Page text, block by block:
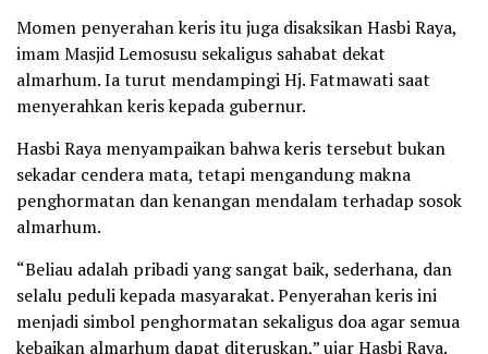
Momen penyerahan keris itu juga disaksikan Hasbi Raya,
imam Masjid Lemosusu sekaligus sahabat dekat
almarhum. Ia turut mendampingi Hj. Fatmawati saat
menyerahkan keris kepada gubernur.
Hasbi Raya menyampaikan bahwa keris tersebut bukan
sekadar cendera mata, tetapi mengandung makna
penghormatan dan kenangan mendalam terhadap sosok
almarhum.
“Beliau adalah pribadi yang sangat baik, sederhana, dan
selalu peduli kepada masyarakat. Penyerahan keris ini
menjadi simbol penghormatan sekaligus doa agar semua
kebaikan almarhum dapat diteruskan,” ujar Hasbi Raya.